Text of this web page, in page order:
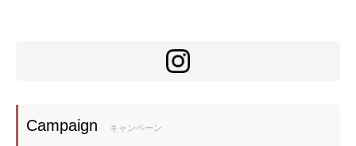
Campaign キャンペーン